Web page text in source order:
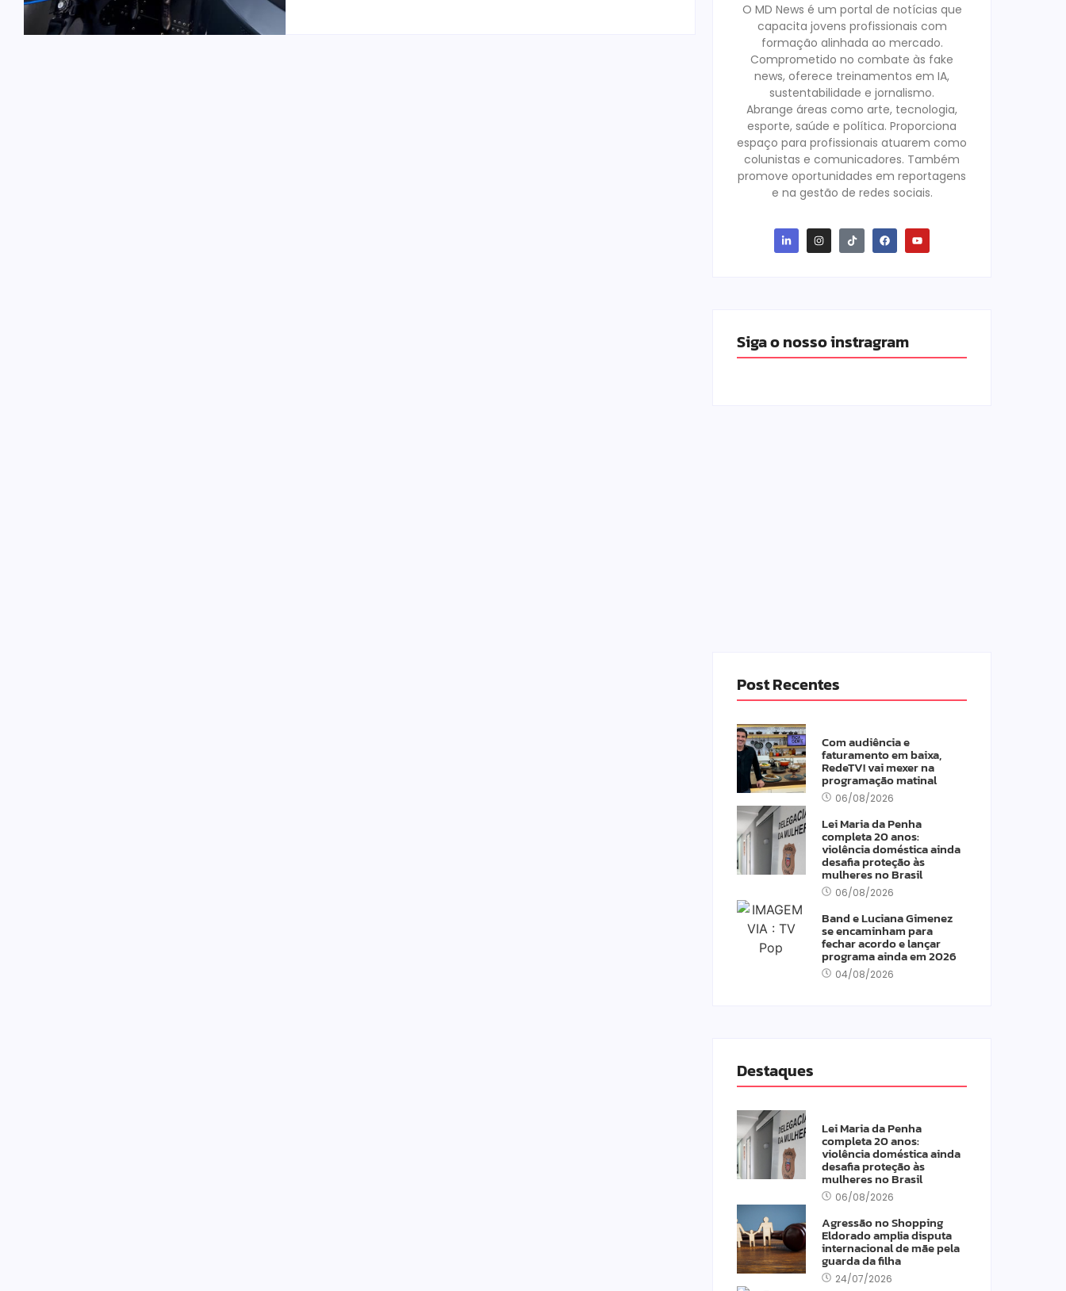
O MD News é um portal de notícias que
capacita jovens profissionais com
formação alinhada ao mercado.
Comprometido no combate às fake
news, oferece treinamentos em IA,
sustentabilidade e jornalismo.
Abrange áreas como arte, tecnologia,
esporte, saúde e política. Proporciona
espaço para profissionais atuarem como
colunistas e comunicadores. Também
promove oportunidades em reportagens
e na gestão de redes sociais.
Siga o nosso instragram
Post Recentes
Com audiência e
faturamento em baixa,
RedeTV! vai mexer na
programação matinal
06/08/2026
Lei Maria da Penha
completa 20 anos:
violência doméstica ainda
desafia proteção às
mulheres no Brasil
06/08/2026
Band e Luciana Gimenez
se encaminham para
fechar acordo e lançar
programa ainda em 2026
04/08/2026
Destaques
Lei Maria da Penha
completa 20 anos:
violência doméstica ainda
desafia proteção às
mulheres no Brasil
06/08/2026
Agressão no Shopping
Eldorado amplia disputa
internacional de mãe pela
guarda da filha
24/07/2026